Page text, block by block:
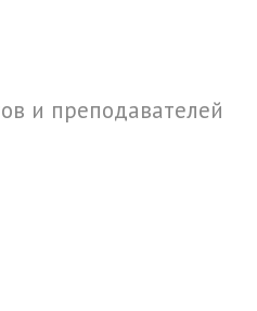
и преподавателей